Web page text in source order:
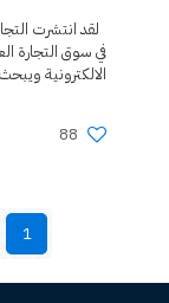
لقد انتشرت
في سوق التجارة
الالكترونية
88
1